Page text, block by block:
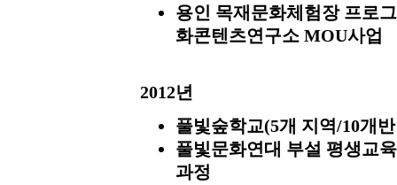
용인 목재문화체험장 프로
화콘텐츠연구소 MOU사업
2012년
풀빛숲학교(5개 지역/10개
풀빛문화연대 부설 평생교
과정